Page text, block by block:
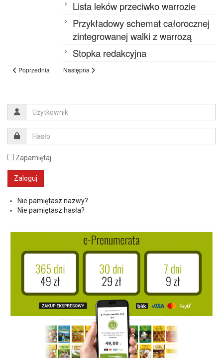
Lista leków przeciwko warrozie
Przykładowy schemat całorocznej
zintegrowanej walki z warrozą
Stopka redakcyjna
Poprzednia Następna
Zapamiętaj
Nie pamiętasz nazwy?
Nie pamiętasz hasła?